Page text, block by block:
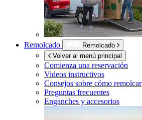
Remolcado
Remolcado
Volver al menú principal
Comienza una reservación
Videos instructivos
Consejos sobre cómo remolcar
Preguntas frecuentes
Enganches y accesorios